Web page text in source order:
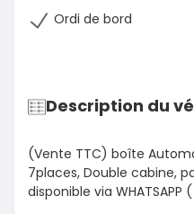
Ordi de bord
Description du
(Vente TTC) boîte
7places, Double cabine,
disponible via WHATSAPP